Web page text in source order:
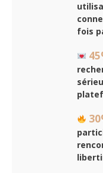
fois